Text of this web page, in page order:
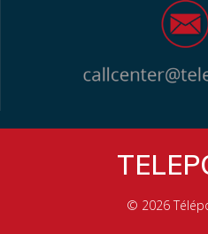
© 2026